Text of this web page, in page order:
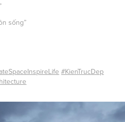
sống”
#KienTrucDep